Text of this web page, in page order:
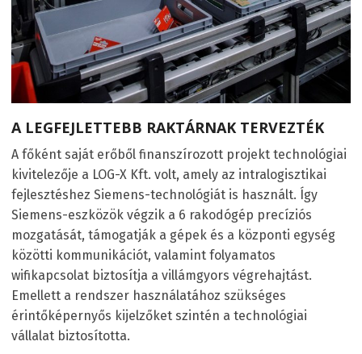
A LEGFEJLETTEBB RAKTÁRNAK TERVEZTÉK
A főként saját erőből finanszírozott projekt technológiai
kivitelezője a LOG-X Kft. volt, amely az intralogisztikai
fejlesztéshez Siemens-technológiát is használt. Így
Siemens-eszközök végzik a 6 rakodógép precíziós
mozgatását, támogatják a gépek és a központi egység
közötti kommunikációt, valamint folyamatos
wifikapcsolat biztosítja a villámgyors végrehajtást.
Emellett a rendszer használatához szükséges
érintőképernyős kijelzőket szintén a technológiai
vállalat biztosította.